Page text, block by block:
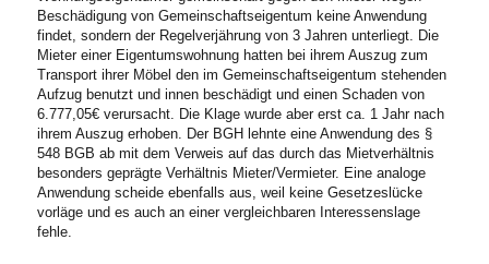
Beschädigung von Gemeinschaftseigentum keine Anwendung
findet, sondern der Regelverjährung von 3 Jahren unterliegt. Die
Mieter einer Eigentumswohnung hatten bei ihrem Auszug zum
Transport ihrer Möbel den im Gemeinschaftseigentum stehenden
Aufzug benutzt und innen beschädigt und einen Schaden von
6.777,05€ verursacht. Die Klage wurde aber erst ca. 1 Jahr nach
ihrem Auszug erhoben. Der BGH lehnte eine Anwendung des §
548 BGB ab mit dem Verweis auf das durch das Mietverhältnis
besonders geprägte Verhältnis Mieter/Vermieter. Eine analoge
Anwendung scheide ebenfalls aus, weil keine Gesetzeslücke
vorläge und es auch an einer vergleichbaren Interessenslage
fehle.